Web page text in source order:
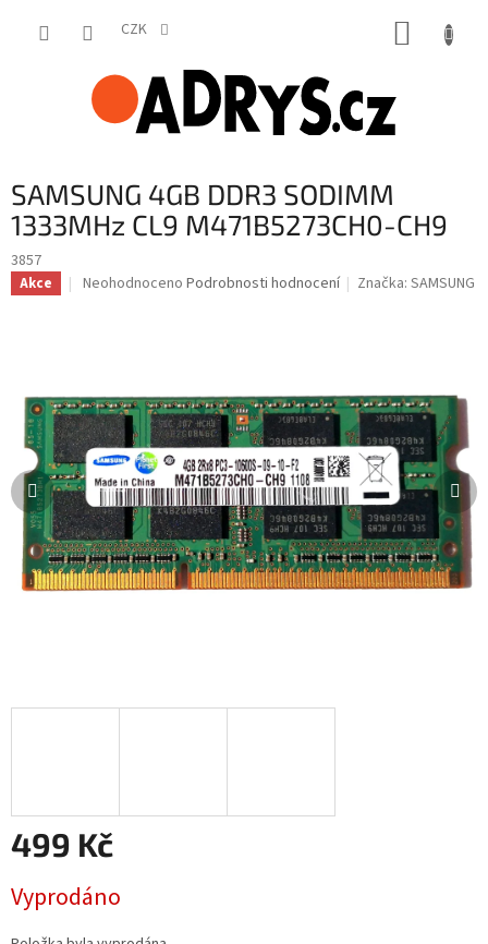
CZK
SAMSUNG 4GB DDR3 SODIMM
1333MHz CL9 M471B5273CH0-CH9
3857
Akce
Průměrné
5
hvězdiček.
Neohodnoceno Podrobnosti hodnocení Značka:SAMSUNG
499 Kč
cena:
Vyprodáno